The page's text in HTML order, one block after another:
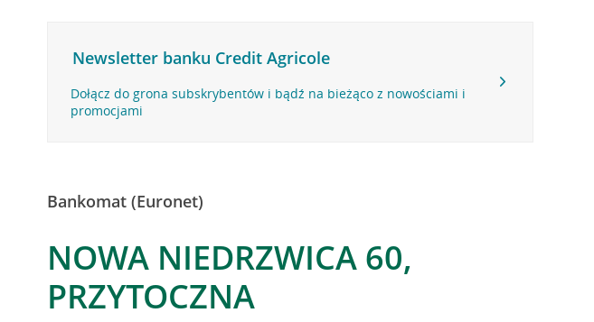
Newsletter banku Credit Agricole
Dołącz do grona subskrybentów i bądź na bieżąco z nowościami i
promocjami
Bankomat (Euronet)
NOWA NIEDRZWICA 60,
PRZYTOCZNA